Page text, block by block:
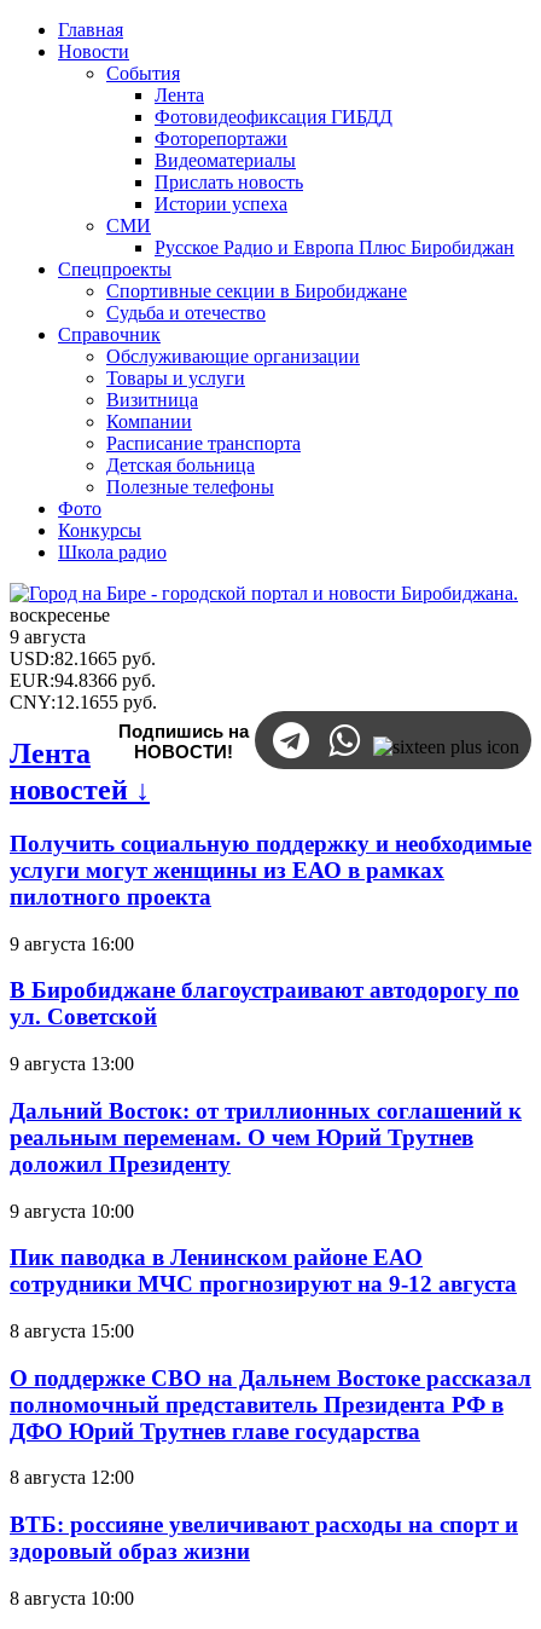
Главная
Новости
События
Лента
Фотовидеофиксация ГИБДД
Фоторепортажи
Видеоматериалы
Прислать новость
Истории успеха
СМИ
Русское Радио и Европа Плюс Биробиджан
Спецпроекты
Спортивные секции в Биробиджане
Судьба и отечество
Справочник
Обслуживающие организации
Товары и услуги
Визитница
Компании
Расписание транспорта
Детская больница
Полезные телефоны
Фото
Конкурсы
Школа радио
воскресенье
9 августа
USD:82.1665 руб.
EUR:94.8366 руб.
CNY:12.1655 руб.
Подпишись на
НОВОСТИ!
Лента
новостей ↓
Получить социальную поддержку и необходимые
услуги могут женщины из ЕАО в рамках
пилотного проекта
9 августа 16:00
В Биробиджане благоустраивают автодорогу по
ул. Советской
9 августа 13:00
Дальний Восток: от триллионных соглашений к
реальным переменам. О чем Юрий Трутнев
доложил Президенту
9 августа 10:00
Пик паводка в Ленинском районе ЕАО
сотрудники МЧС прогнозируют на 9-12 августа
8 августа 15:00
О поддержке СВО на Дальнем Востоке рассказал
полномочный представитель Президента РФ в
ДФО Юрий Трутнев главе государства
8 августа 12:00
ВТБ: россияне увеличивают расходы на спорт и
здоровый образ жизни
8 августа 10:00